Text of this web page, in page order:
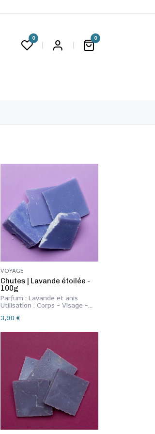
0 0
VOYAGE
​Chutes | Lavande étoilée -
100g
Parfum : Lavande et anis
Utilisation : Corps - Visage -
3,90 €